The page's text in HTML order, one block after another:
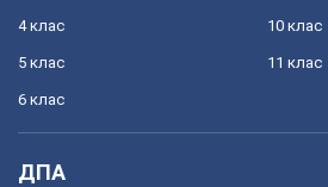
4 клас
5 клас
6 клас
10 клас
11 клас
ДПА